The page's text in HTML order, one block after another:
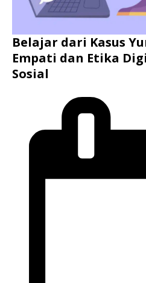
Belajar dari Kasus
Empati dan Etika
Sosial